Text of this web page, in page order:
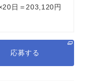
日＝203,120円
応募する